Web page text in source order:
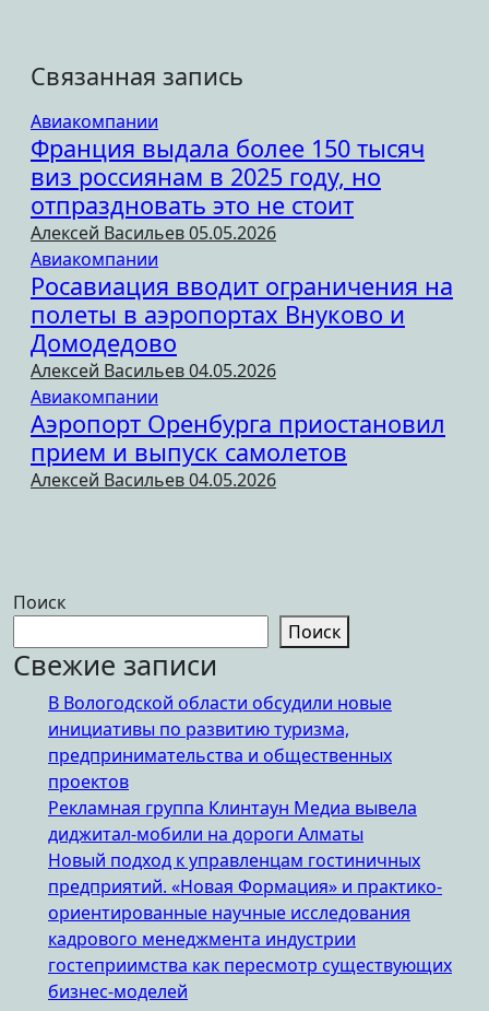
Связанная запись
Авиакомпании
Франция выдала более 150 тысяч
виз россиянам в 2025 году, но
отпраздновать это не стоит
Алексей Васильев05.05.2026
Авиакомпании
Росавиация вводит ограничения на
полеты в аэропортах Внуково и
Домодедово
Алексей Васильев04.05.2026
Авиакомпании
Аэропорт Оренбурга приостановил
прием и выпуск самолетов
Алексей Васильев04.05.2026
Поиск
Поиск
Свежие записи
В Вологодской области обсудили новые
инициативы по развитию туризма,
предпринимательства и общественных
проектов
Рекламная группа Клинтаун Медиа вывела
диджитал-мобили на дороги Алматы
Новый подход к управленцам гостиничных
предприятий. «Новая Формация» и практико-
ориентированные научные исследования
кадрового менеджмента индустрии
гостеприимства как пересмотр существующих
бизнес-моделей